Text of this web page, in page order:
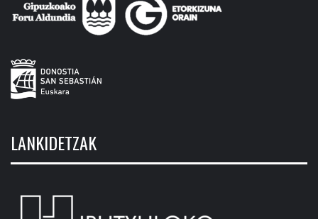
LANKIDETZAK